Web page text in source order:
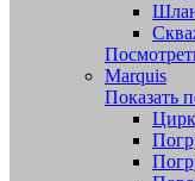
Marquis
Показать